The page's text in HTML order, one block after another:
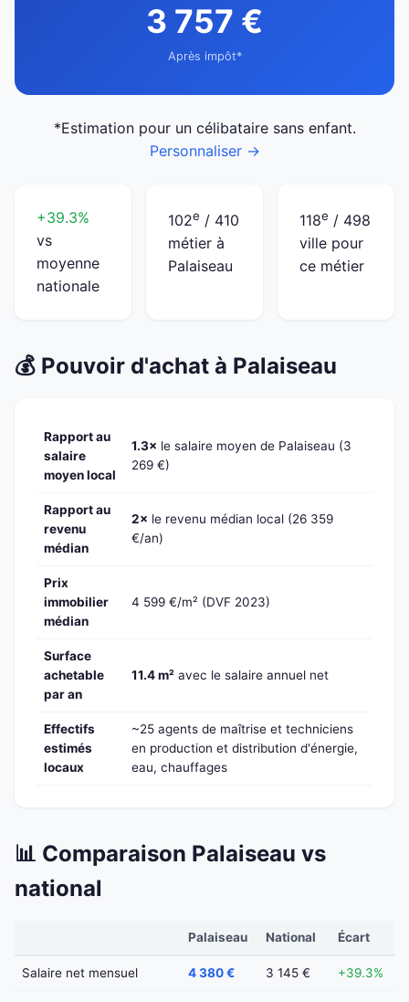
3 757 €
Après impôt*
*Estimation pour un célibataire sans enfant.
Personnaliser →
+39.3%
vs
moyenne
nationale
102e / 410
métier à
Palaiseau
118e / 498
ville pour
ce métier
💰 Pouvoir d'achat à Palaiseau
Rapport au
salaire
moyen local
1.3× le salaire moyen de Palaiseau (3
269 €)
Rapport au
revenu
médian
2× le revenu médian local (26 359
€/an)
Prix
immobilier
médian
4 599 €/m² (DVF 2023)
Surface
achetable
par an
11.4 m² avec le salaire annuel net
Effectifs
estimés
locaux
~25 agents de maîtrise et techniciens
en production et distribution d'énergie,
eau, chauffages
📊 Comparaison Palaiseau vs
national
Palaiseau National Écart
Salaire net mensuel 4 380 € 3 145 € +39.3%